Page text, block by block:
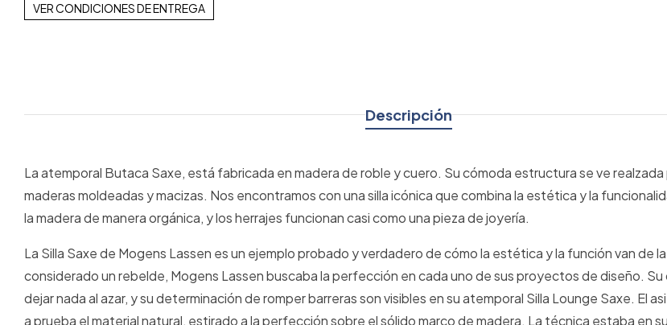
VER CONDICIONES DE ENTREGA
Descripción
La atemporal Butaca Saxe, está fabricada en madera de roble y cuero. Su cómoda estructura se ve
maderas moldeadas y macizas. Nos encontramos con una silla icónica que combina la estética y la
la madera de manera orgánica, y los herrajes funcionan casi como una pieza de joyería.
La Silla Saxe de Mogens Lassen es un ejemplo probado y verdadero de cómo la estética y la función van de
considerado un rebelde, Mogens Lassen buscaba la perfección en cada uno de sus proyectos de diseño. Su
dejar nada al azar, y su determinación de romper barreras son visibles en su atemporal Silla Lounge Saxe. El
a prueba el material natural, estirado a la perfección sobre el sólido marco de madera. La técnica estaba en